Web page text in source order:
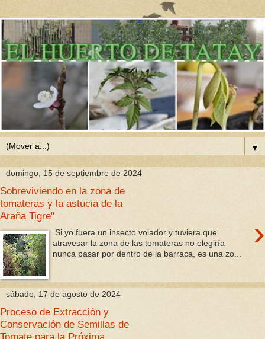
▼
domingo, 15 de septiembre de 2024
Sobreviviendo en la zona de
tomateras y la astucia de la
Araña Tigre"
›
Si yo fuera un insecto volador y tuviera que
atravesar la zona de las tomateras no elegiría
nunca pasar por dentro de la barraca, es una zo...
sábado, 17 de agosto de 2024
Proceso de Extracción y
Conservación de Semillas de
Tomate para la Próxima